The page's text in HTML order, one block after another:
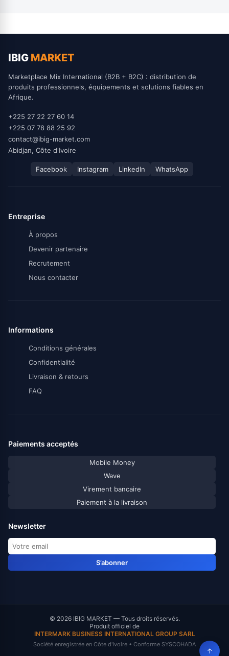
IBIG MARKET
Marketplace Mix International (B2B + B2C) : distribution de
produits professionnels, équipements et solutions fiables en
Afrique.
+225 27 22 27 60 14
+225 07 78 88 25 92
contact@ibig-market.com
Abidjan, Côte d'Ivoire
Facebook Instagram LinkedIn WhatsApp
Entreprise
À propos
Devenir partenaire
Recrutement
Nous contacter
Informations
Conditions générales
Confidentialité
Livraison & retours
FAQ
Paiements acceptés
Mobile Money
Wave
Virement bancaire
Paiement à la livraison
Newsletter
S’abonner
© 2026 IBIG MARKET — Tous droits réservés.
Produit officiel de
INTERMARK BUSINESS INTERNATIONAL GROUP SARL
Société enregistrée en Côte d'Ivoire • Conforme SYSCOHADA
↑